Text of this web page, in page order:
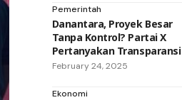
Pemerintah
Danantara, Proyek Besar
Tanpa Kontrol? Partai X
Pertanyakan Transparansi
February 24, 2025
Ekonomi